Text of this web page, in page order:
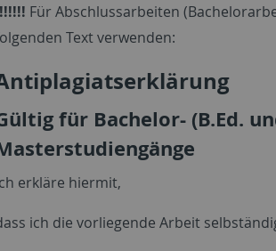
Für Abschlussarbeiten
Text verwenden:
für Bachelor- (B.Ed.
erkläre hiermit,
ich die vorliegende Arbeit